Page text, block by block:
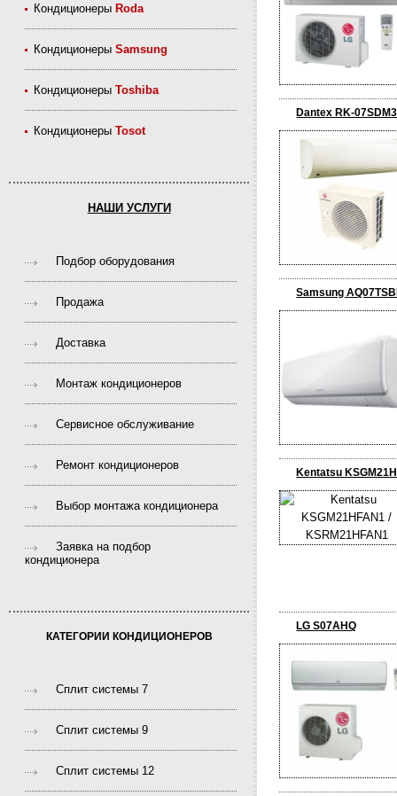
Кондиционеры Roda
КондиционерыSamsung
КондиционерыToshiba
КондиционерыTosot
НАШИ УСЛУГИ
Подбор оборудования
Продажа
Доставка
Монтаж кондиционеров
Сервисное обслуживание
Ремонт кондиционеров
Выбор монтажа кондиционера
Заявка на подбор
кондиционера
КАТЕГОРИИ КОНДИЦИОНЕРОВ
Сплит системы 7
Сплит системы 9
Сплит системы 12
Dantex RK-
Samsung
Kentatsu
LG S07AHQ